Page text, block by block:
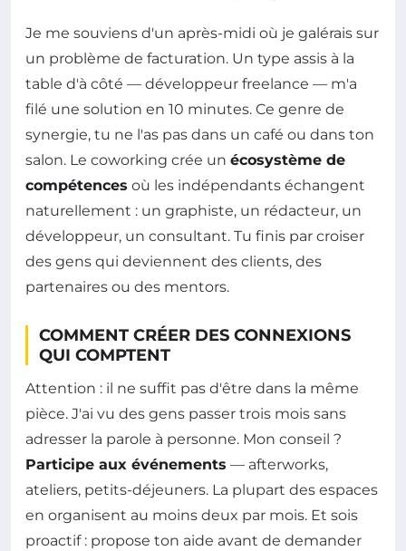
Je me souviens d'un après-midi où je galérais sur
un problème de facturation. Un type assis à la
table d'à côté — développeur freelance — m'a
filé une solution en 10 minutes. Ce genre de
synergie, tu ne l'as pas dans un café ou dans ton
salon. Le coworking crée un écosystème de
compétences où les indépendants échangent
naturellement : un graphiste, un rédacteur, un
développeur, un consultant. Tu finis par croiser
des gens qui deviennent des clients, des
partenaires ou des mentors.
COMMENT CRÉER DES CONNEXIONS
QUI COMPTENT
Attention : il ne suffit pas d'être dans la même
pièce. J'ai vu des gens passer trois mois sans
adresser la parole à personne. Mon conseil ?
Participe aux événements — afterworks,
ateliers, petits-déjeuners. La plupart des espaces
en organisent au moins deux par mois. Et sois
proactif : propose ton aide avant de demander